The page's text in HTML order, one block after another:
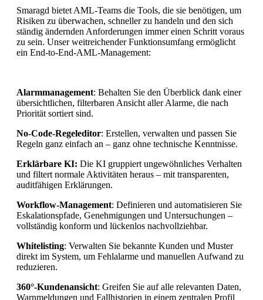
Smaragd bietet AML-Teams die Tools, die sie benötigen, um
Risiken zu überwachen, schneller zu handeln und den sich
ständig ändernden Anforderungen immer einen Schritt voraus
zu sein. Unser weitreichender Funktionsumfang ermöglicht
ein End-to-End-AML-Management:
Alarmmanagement: Behalten Sie den Überblick dank einer
übersichtlichen, filterbaren Ansicht aller Alarme, die nach
Priorität sortiert sind.
No-Code-Regeleditor: Erstellen, verwalten und passen Sie
Regeln ganz einfach an – ganz ohne technische Kenntnisse.
Erklärbare KI: Die KI gruppiert ungewöhnliches Verhalten
und filtert normale Aktivitäten heraus – mit transparenten,
auditfähigen Erklärungen.
Workflow-Management: Definieren und automatisieren Sie
Eskalationspfade, Genehmigungen und Untersuchungen –
vollständig konform und lückenlos nachvollziehbar.
Whitelisting: Verwalten Sie bekannte Kunden und Muster
direkt im System, um Fehlalarme und manuellen Aufwand zu
reduzieren.
360°-Kundenansicht: Greifen Sie auf alle relevanten Daten,
Warnmeldungen und Fallhistorien in einem zentralen Profil